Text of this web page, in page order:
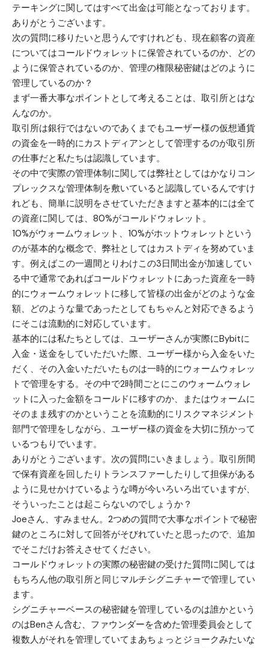
テーキングに関してはすべて出金は可能となっております。
ありがとうございます。
次の質問に移りたいと思うんですけれども、現在顧客の資産
についてはコールドウォレットに保管されているのか、どの
ように保管されているのか、管理の権限秘密鍵はどのように
管理しているのか？
まず一番大事なポイントとして考えることは、取引所とはな
んなのか。
取引所は銀行ではないのであくまでもユーザー様の仮想通貨
の資金を一時的にカストディアンとして管理するのが取引所
の仕事だと私たちは認識しています。
その中で実際の管理体制に関しては弊社としてはかなりコン
プレックスな管理体制を敷いていると認識しているんですけ
れども、簡単に説明をさせていただきますと基本的には全て
の資産に関しては、80%がコールドウォレット。
10%がウォームウォレット、10%がホットウォレットという
のが基本的な概念で、弊社としてはカストディを努めていま
す。例えばこの一週間とりわけこの3日間出金が加速してい
る中で通常であればコールドウォレットにあった資産を一時
的にウォームウォレットに移して皆様の出金がどのような金
額、どのような量であったとしてもちゃんと対応できるよう
にそこは流動的に対応しています。
基本的には私たちとしては、ユーザーさんが実際にBybitに
入金・送金をしていただいた際、ユーザー様から入金をいた
だく、その入金いただいたものは一時的にウォームウォレッ
トで管理をする。その中で2時間ごとにこのウォームウォレ
ットに入った金額をコールドに移すのか、またはウォームに
そのまま残すのかということを流動的にリスクマネジメント
部門で管理をしながら、ユーザー様の資金を大切に預かって
いるつもりでいます。
ありがとうございます。次の質問にいきましょう。取引所間
で保有資産を回したりトランスファーしたりして担保がある
ように見せかけているような噂が今いろいろ出ていますが、
そういったことは起こらないのでしょうか？
Joeさん、すみません。2つめの質問で大事なポイントで秘密
鍵のところに対して回答がそびれていたと思ったので、追加
でそこだけお答えさせてください。
コールドウォレットの実際の秘密鍵の受けた質問に関しては
もちろん他の取引所と同じマルチシグニチャーで管理してい
ます。
シグニチャーベースの秘密鍵を管理しているのは誰かという
のはBenさん含む、ファウンダーを含めた管理委員会として
複数人がそれを管理していてまあちょっとジョークみたいな